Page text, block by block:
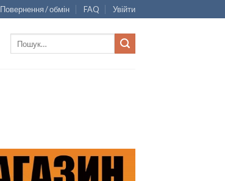
Повернення / обмін FAQ Увійти